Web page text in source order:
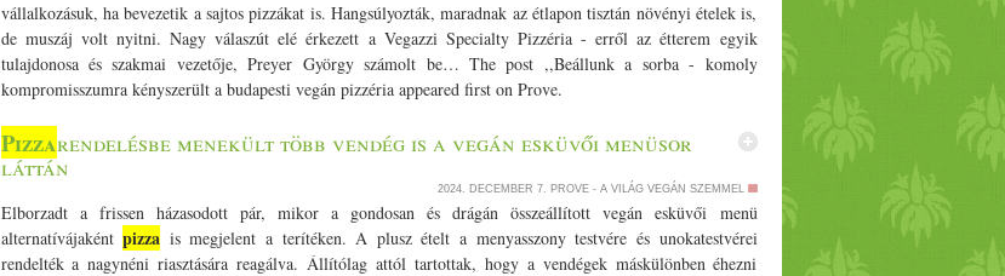
vállalkozásuk, ha bevezetik a sajtos pizzákat is. Hangsúlyozták, maradnak az étlapon tisztán növényi ételek is,
de muszáj volt nyitni. Nagy válaszút elé érkezett a Vegazzi Specialty Pizzéria - erről az étterem egyik
tulajdonosa és szakmai vezetője, Preyer György számolt be… The post ,,Beállunk a sorba - komoly
kompromisszumra kényszerült a budapesti vegán pizzéria appeared first on Prove.
Pizzarendelésbe menekült több vendég is a vegán esküvői menüsor
láttán
2024. DECEMBER 7. PROVE - A VILÁG VEGÁN SZEMMEL
Elborzadt a frissen házasodott pár, mikor a gondosan és drágán összeállított vegán esküvői menü
alternatívájakéntpizza is megjelent a terítéken. A plusz ételt a menyasszony testvére és unokatestvérei
rendelték a nagynéni riasztására reagálva. Állítólag attól tartottak, hogy a vendégek máskülönben éhezni